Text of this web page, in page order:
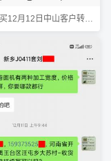
第三次购买12月12日中山客户转账2315元